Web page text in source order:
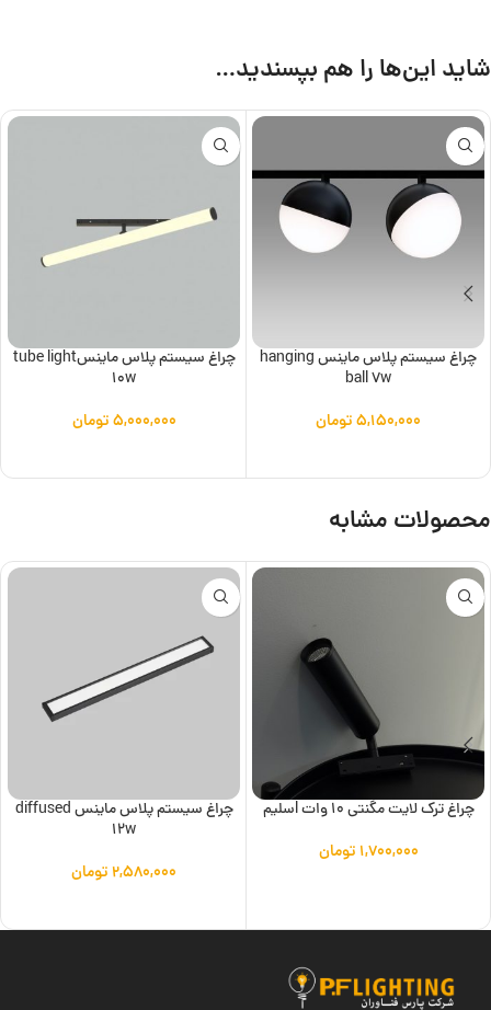
شاید این‌ها را هم بپسندید…
چراغ سیستم پلاس ماینس hanging
ball 7w
۵,۱۵۰,۰۰۰تومان
چراغ سیستم پلاس ماینسtube light
10w
۵,۰۰۰,۰۰۰تومان
محصولات مشابه
چراغ ترک لایت مگنتی 10 وات lسلیم
۱,۷۰۰,۰۰۰ تومان
چراغ سیستم پلاس ماینس diffused
12w
۲,۵۸۰,۰۰۰تومان